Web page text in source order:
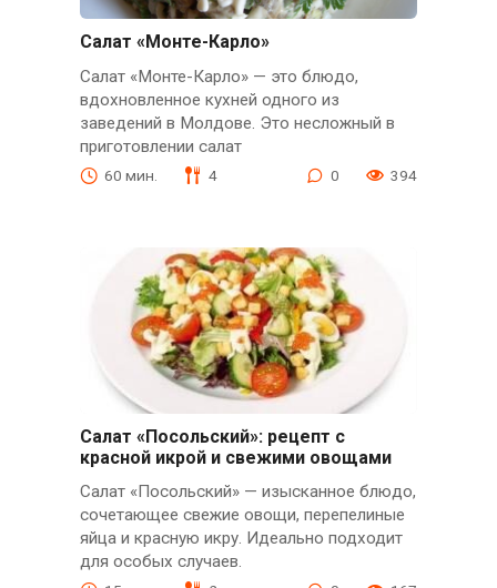
Салат «Монте-Карло»
Салат «Монте-Карло» — это блюдо,
вдохновленное кухней одного из
заведений в Молдове. Это несложный в
приготовлении салат
60 мин. 4 0 394
Салат «Посольский»: рецепт с
красной икрой и свежими овощами
Салат «Посольский» — изысканное блюдо,
сочетающее свежие овощи, перепелиные
яйца и красную икру. Идеально подходит
для особых случаев.